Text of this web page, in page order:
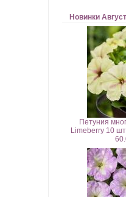
Новинки
Петуния
Limeberry 10